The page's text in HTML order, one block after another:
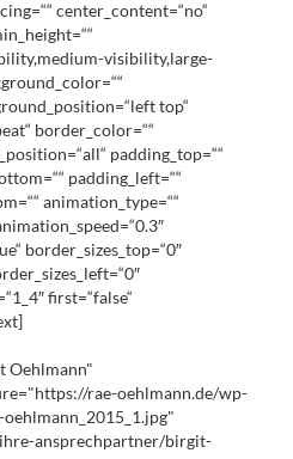
center_content=“no“
visibility,large-
top“
border_color=““
padding_top=““
padding_left=““
animation_type=““
border_sizes_top=“0″
first=“false“
Oehlmann"
rae-oehlmann.de/wp-
ihre-ansprechpartner/birgit-